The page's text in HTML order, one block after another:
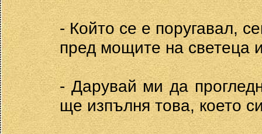
- Който се е поругавал,
пред мощите на светеца
- Дарувай ми да
ще изпълня това, което